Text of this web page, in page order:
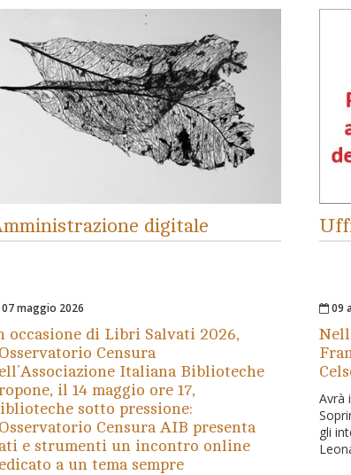
digitale
07 maggio 2026
occasione di Libri Salvati 2026,
Censura
Italiana Biblioteche
il 14 maggio ore 17,
sotto pressione:
Censura AIB presenta
e strumenti un incontro online
a un tema sempre
09
Avrà
gli